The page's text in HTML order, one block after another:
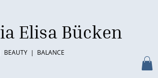
Elisa Bücken
BEAUTY | BALANCE